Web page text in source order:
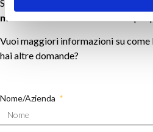
Siamo specializzati in
soluzioni
misura
Vuoi maggiori informazioni su
hai altre domande?
Nome/Azienda